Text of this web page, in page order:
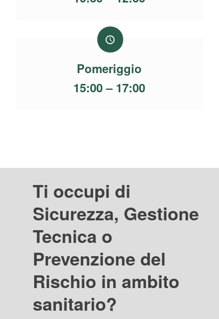
Pomeriggio
15:00 – 17:00
Ti occupi di
Sicurezza, Gestione
Tecnica o
Prevenzione del
Rischio in ambito
sanitario?